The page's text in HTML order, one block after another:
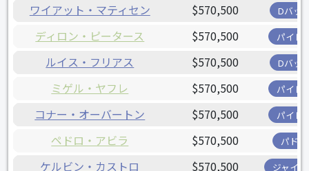
ワイアット・マティセン $570,500 Dバッ
ディロン・ピータース $570,500 パイレ
ルイス・フリアス $570,500 Dバッ
ミゲル・ヤフレ $570,500 パイレ
コナー・オーバートン $570,500 パイレ
ペドロ・アビラ $570,500 パド
ケルビン・カストロ $570,500 ジャイ